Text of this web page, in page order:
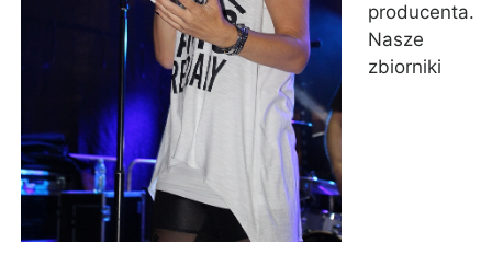
producenta.
Nasze
zbiorniki